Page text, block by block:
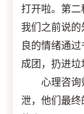
打开啦。第二
我们之前说
良的情绪通
成团，扔进垃
心理咨询师
泄，他们最